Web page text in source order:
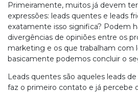
Primeiramente, muitos já devem
expressões: leads quentes e leads
exatamente isso significa? Podem
divergências de opiniões entre os
marketing e os que trabalham com
basicamente podemos concluir o
Leads quentes são aqueles leads
faz o primeiro contato e já percebe